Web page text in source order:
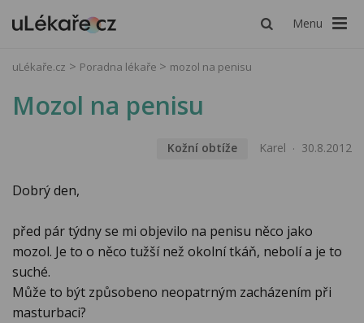
Menu
uLékaře.cz Poradna lékaře mozol na penisu
Mozol na penisu
Kožní obtíže Karel 30.8.2012
Dobrý den,
před pár týdny se mi objevilo na penisu něco jako
mozol. Je to o něco tužší než okolní tkáň, nebolí a je to
suché.
Může to být způsobeno neopatrným zacházením při
masturbaci?